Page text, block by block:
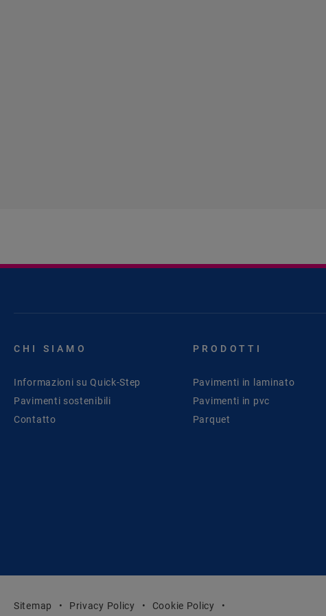
CHI SIAMO
Informazioni su Quick-Step
Pavimenti sostenibili
Contatto
PRODOTTI
Pavimenti in laminato
Pavimenti in pvc
Parquet
Sitemap Privacy Policy
Cookie Policy